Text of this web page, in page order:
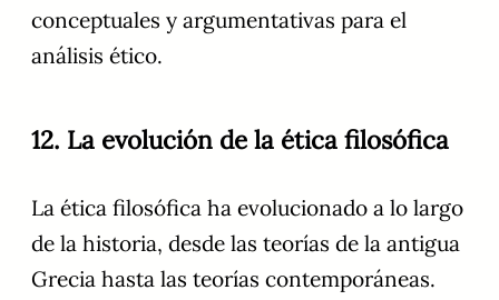
conceptuales y argumentativas para el
análisis ético.
12. La evolución de la ética filosófica
La ética filosófica ha evolucionado a lo largo
de la historia, desde las teorías de la antigua
Grecia hasta las teorías contemporáneas.